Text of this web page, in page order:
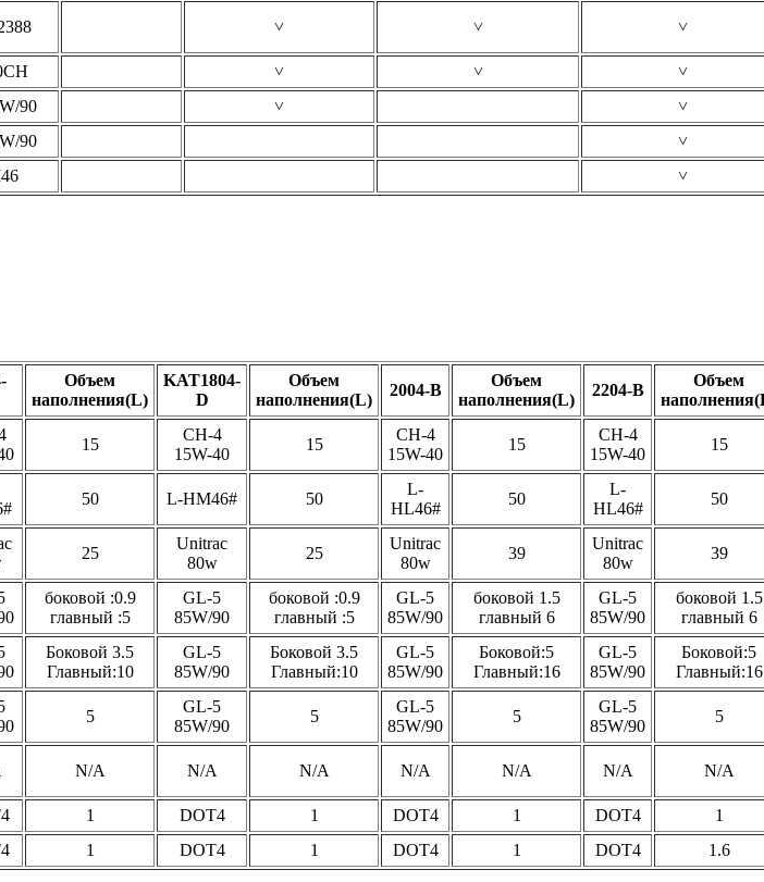
˅ ˅ ˅
˅ ˅
˅
90 ˅
˅
90
˅
˅
Объем
наполнения(L)
KAT1804-
D
Объем
наполнения(L)
2004-B
Объем
наполнения(L)
2204-B
Объем
15
CH-4
15W-40
15
CH-4
15W-40
15
CH-4
15W-40
15
50 L-HM46# 50
L-
HL46#
50
L-
HL46#
50
25
Unitrac
80w
25
Unitrac
80w
39
Unitrac
80w
39
боковой :0.9
главный :5
GL-5
85W/90
боковой :0.9
главный :5
GL-5
85W/90
боковой 1.5
главный 6
GL-5
85W/90
боковой 1.5
главный 6
Боковой 3.5
Главный:10
GL-5
85W/90
Боковой 3.5
Главный:10
GL-5
85W/90
Боковой:5
Главный:16
GL-5
85W/90
Боковой:5
Главный:16
5
GL-5
85W/90
5
GL-5
85W/90
5
GL-5
85W/90
5
N/A N/A N/A N/A N/A N/A N/A
1 DOT4 1 DOT4 1 DOT4
1
1 DOT4 1 DOT4 1 DOT4 1.6